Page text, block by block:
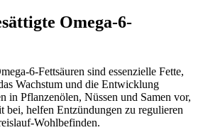
Omega-6-
6-Fettsäuren sind essenzielle Fette,
Wachstum und die Entwicklung
in Pflanzenölen, Nüssen und Samen vor,
bei, helfen Entzündungen zu regulieren
Wohlbefinden.